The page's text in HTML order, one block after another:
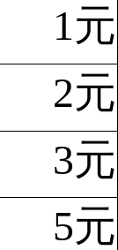
1元
2元
3元
5元